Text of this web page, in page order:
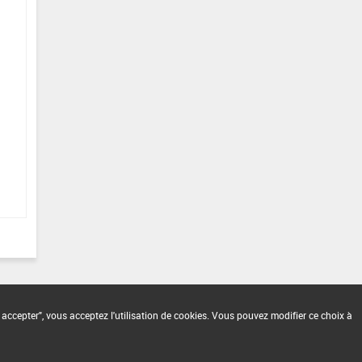
vous acceptez l'utilisation de cookies. Vous pouvez modifier ce choix à